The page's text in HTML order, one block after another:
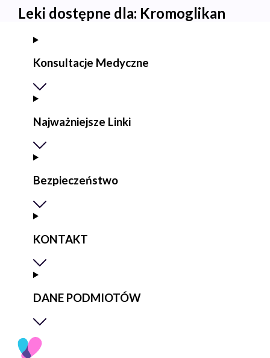
Leki dostępne dla: Kromoglikan
Konsultacje Medyczne
Najważniejsze Linki
Bezpieczeństwo
KONTAKT
DANE PODMIOTÓW